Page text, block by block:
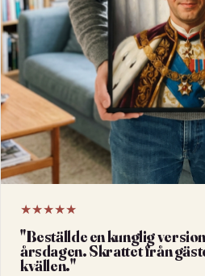
★★★★★
"Beställde en kunglig
årsdagen. Skrattet från
kvällen."